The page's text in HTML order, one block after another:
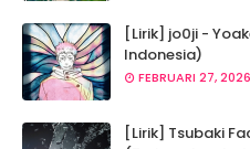
[Lirik] jo0ji -
Indonesia)
FEBRUARI 27, 2026
[Lirik] Tsubaki